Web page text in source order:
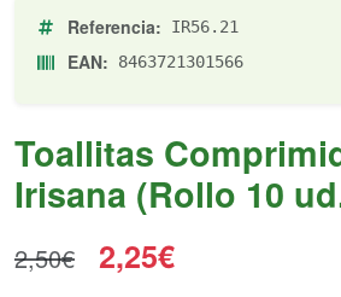
Referencia: IR56.21
EAN: 8463721301566
Toallitas
Irisana (Rollo 10
2,50€ 2,25€